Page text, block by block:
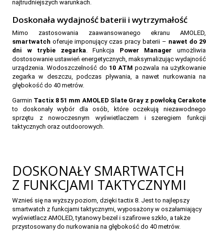
najtrudniejszych warunkach.
Doskonała wydajność baterii i wytrzymałość
Mimo zastosowania zaawansowanego ekranu AMOLED,
smartwatchoferuje imponujący czas pracy baterii – nawet do 29
dni w trybie zegarka . Funkcja Power Manager umożliwia
dostosowanie ustawień energetycznych, maksymalizując wydajność
urządzenia. Wodoszczelność do 10 ATM pozwala na użytkowanie
zegarka w deszczu, podczas pływania, a nawet nurkowania na
głębokość do 40 metrów.
Garmin Tactix 8 51 mm AMOLED Slate Gray z powłoką Cerakote
to doskonały wybór dla osób, które oczekują niezawodnego
sprzętu z nowoczesnym wyświetlaczem i szeregiem funkcji
taktycznych oraz outdoorowych.
DOSKONAŁY SMARTWATCH
Z FUNKCJAMI TAKTYCZNYMI
Wznieś się na wyższy poziom, dzięki tactix 8. Jest to najlepszy
smartwatch z funkcjami taktycznymi, wyposażony w oszałamiający
wyświetlacz AMOLED, tytanowy bezel i szafirowe szkło, a także
przystosowany do nurkowania na głębokość do 40 metrów.
3